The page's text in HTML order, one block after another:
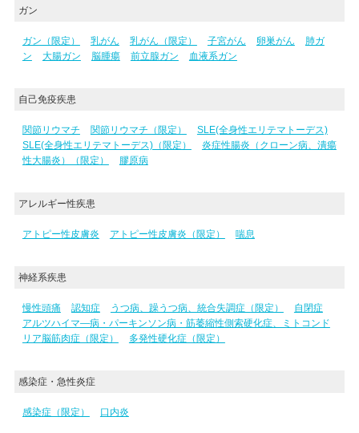
ガン
ガン（限定） 乳がん 乳がん（限定） 子宮がん 卵巣がん
肺ガ
ン
大腸ガン 脳腫瘍 前立腺ガン 血液系ガン
自己免疫疾患
関節リウマチ 関節リウマチ（限定）
SLE(全身性エリテマトーデス)
SLE(全身性エリテマトーデス)（限定）
炎症性腸炎（クローン病、潰瘍
性大腸炎）（限定）
膠原病
アレルギー性疾患
アトピー性皮膚炎 アトピー性皮膚炎（限定） 喘息
神経系疾患
慢性頭痛 認知症 うつ病、躁うつ病、統合失調症（限定）
自閉症
アルツハイマ―病・パーキンソン病・筋萎縮性側索硬化症、ミトコンド
リア脳筋肉症（限定）
多発性硬化症（限定）
感染症・急性炎症
感染症（限定） 口内炎